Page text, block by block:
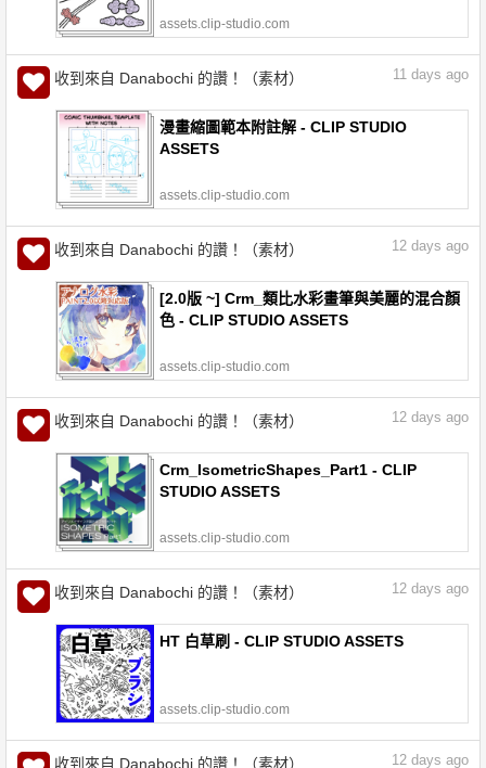
assets.clip-studio.com
收到來自 Danabochi 的讚！（素材） 11 days ago
漫畫縮圖範本附註解 - CLIP STUDIO
ASSETS
assets.clip-studio.com
收到來自 Danabochi 的讚！（素材） 12 days ago
[2.0版 ~] Crm_類比水彩畫筆與美麗的混合顏
色 - CLIP STUDIO ASSETS
assets.clip-studio.com
收到來自 Danabochi 的讚！（素材） 12 days ago
Crm_IsometricShapes_Part1 - CLIP
STUDIO ASSETS
assets.clip-studio.com
收到來自 Danabochi 的讚！（素材） 12 days ago
HT 白草刷 - CLIP STUDIO ASSETS
assets.clip-studio.com
收到來自 Danabochi 的讚！（素材） 12 days ago